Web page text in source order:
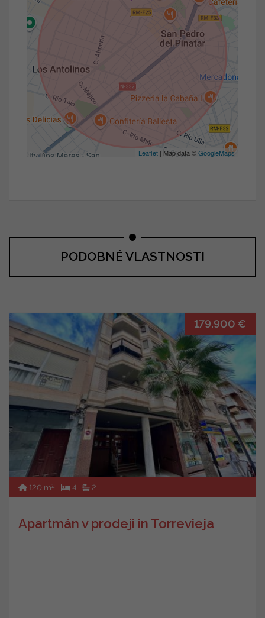
Leaflet | Map data ©GoogleMaps
PODOBNÉ VLASTNOSTI
179.900 €
120 m2 4 2
Apartmán v prodeji in Torrevieja